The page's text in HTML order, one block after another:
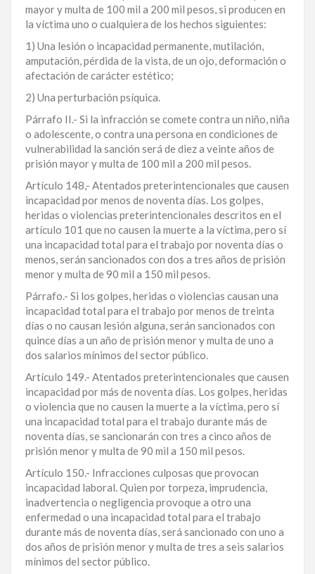
mayor y multa de 100 mil a 200 mil pesos, si producen en
la víctima uno o cualquiera de los hechos siguientes:
1) Una lesión o incapacidad permanente, mutilación,
amputación, pérdida de la vista, de un ojo, deformación o
afectación de carácter estético;
2) Una perturbación psíquica.
Párrafo II.- Si la infracción se comete contra un niño, niña
o adolescente, o contra una persona en condiciones de
vulnerabilidad la sanción será de diez a veinte años de
prisión mayor y multa de 100 mil a 200 mil pesos.
Artículo 148,- Atentados preterintencionales que causen
incapacidad por menos de noventa días. Los golpes,
heridas o violencias preterintencionales descritos en el
artículo 101 que no causen la muerte a la víctima, pero sí
una incapacidad total para el trabajo por noventa días o
menos, serán sancionados con dos a tres años de prisión
menor y multa de 90 mil a 150 mil pesos.
Párrafo.- Si los golpes, heridas o violencias causan una
incapacidad total para el trabajo por menos de treinta
días o no causan lesión alguna, serán sancionados con
quince días a un año de prisión menor y multa de uno a
dos salarios mínimos del sector público.
Artículo 149.- Atentados preterintencionales que causen
incapacidad por más de noventa días. Los golpes, heridas
o violencia que no causen la muerte a la víctima, pero sí
una incapacidad total para el trabajo durante más de
noventa días, se sancionarán con tres a cinco años de
prisión menor y multa de 90 mil a 150 mil pesos.
Artículo 150.- Infracciones culposas que provocan
incapacidad laboral. Quien por torpeza, imprudencia,
inadvertencia o negligencia provoque a otro una
enfermedad o una incapacidad total para el trabajo
durante más de noventa días, será sancionado con uno a
dos años de prisión menor y multa de tres a seis salarios
mínimos del sector público.